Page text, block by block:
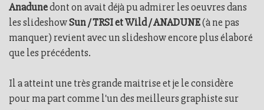
Anadunedont on avait déjà pu admirer les oeuvres dans
les slideshowSun / TRSI et Wild / ANADUNE(à ne pas
manquer) revient avec un slideshow encore plus élaboré
que les précédents.
Il a atteint une très grande maitrise et je le considère
pour ma part comme l'un des meilleurs graphiste sur